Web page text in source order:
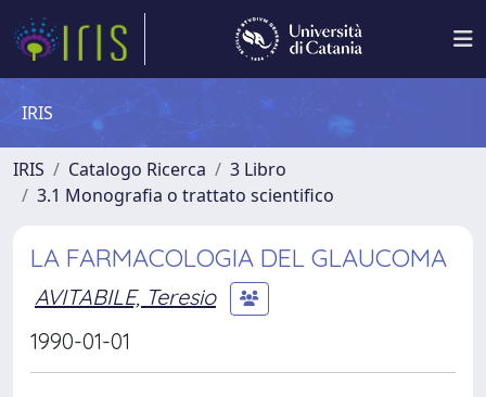
IRIS
IRIS Catalogo Ricerca
3 Libro
3.1 Monografia o trattato scientifico
LA FARMACOLOGIA DEL GLAUCOMA
AVITABILE, Teresio
1990-01-01